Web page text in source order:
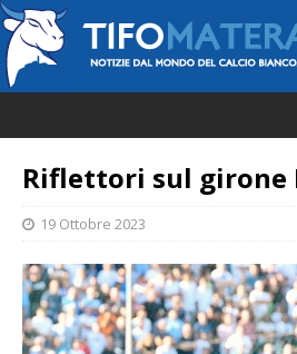
Riflettori sul girone
19 Ottobre 2023